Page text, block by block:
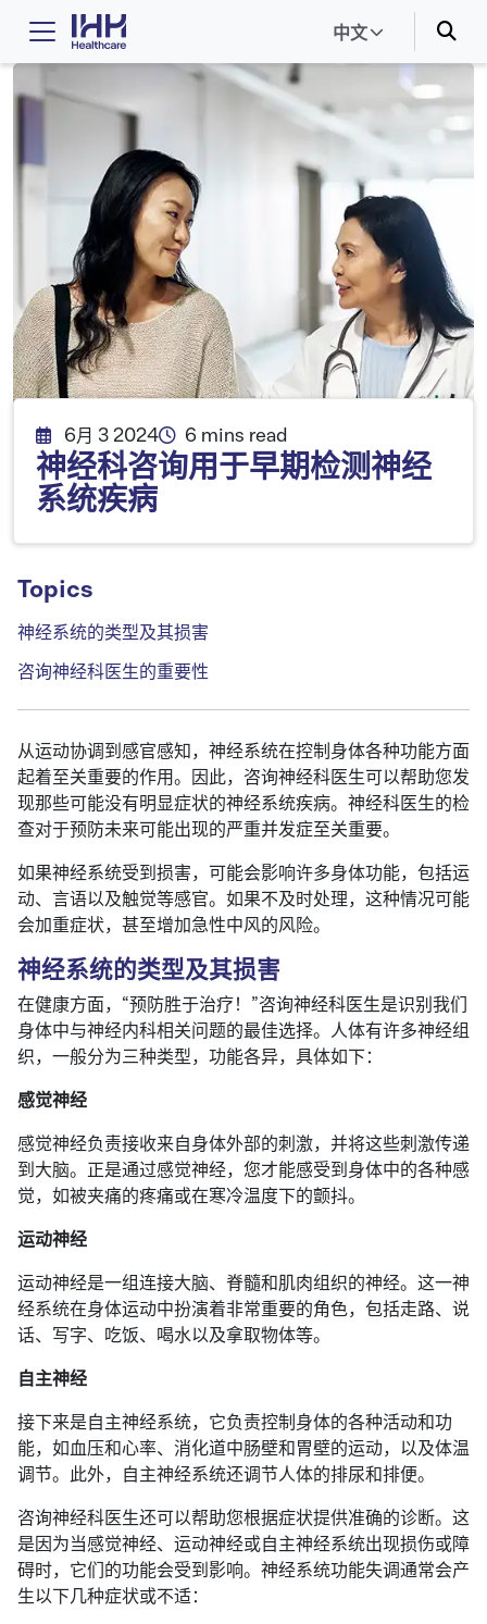
中文
6月 3 2024 6 mins read
神经科咨询用于早期检测神经
系统疾病
Topics
神经系统的类型及其损害
咨询神经科医生的重要性
从运动协调到感官感知，神经系统在控制身体各种功能方面
起着至关重要的作用。因此，咨询神经科医生可以帮助您发
现那些可能没有明显症状的神经系统疾病。神经科医生的检
查对于预防未来可能出现的严重并发症至关重要。
如果神经系统受到损害，可能会影响许多身体功能，包括运
动、言语以及触觉等感官。如果不及时处理，这种情况可能
会加重症状，甚至增加急性中风的风险。
神经系统的类型及其损害
在健康方面，“预防胜于治疗！”咨询神经科医生是识别我们
身体中与神经内科相关问题的最佳选择。人体有许多神经组
织，一般分为三种类型，功能各异，具体如下：
感觉神经
感觉神经负责接收来自身体外部的刺激，并将这些刺激传递
到大脑。正是通过感觉神经，您才能感受到身体中的各种感
觉，如被夹痛的疼痛或在寒冷温度下的颤抖。
运动神经
运动神经是一组连接大脑、脊髓和肌肉组织的神经。这一神
经系统在身体运动中扮演着非常重要的角色，包括走路、说
话、写字、吃饭、喝水以及拿取物体等。
自主神经
接下来是自主神经系统，它负责控制身体的各种活动和功
能，如血压和心率、消化道中肠壁和胃壁的运动，以及体温
调节。此外，自主神经系统还调节人体的排尿和排便。
咨询神经科医生还可以帮助您根据症状提供准确的诊断。这
是因为当感觉神经、运动神经或自主神经系统出现损伤或障
碍时，它们的功能会受到影响。神经系统功能失调通常会产
生以下几种症状或不适：